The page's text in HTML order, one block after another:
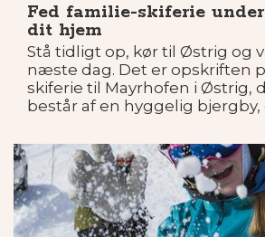
Fed familie-skiferie
dit hjem
Stå tidligt op, kør til Østrig og
næste dag. Det er opskriften
skiferie til Mayrhofen i Østrig,
består af en hyggelig
imponerende gletsjer.